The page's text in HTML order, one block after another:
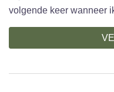
volgende keer wanneer